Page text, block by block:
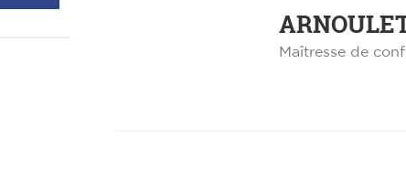
Maîtresse de